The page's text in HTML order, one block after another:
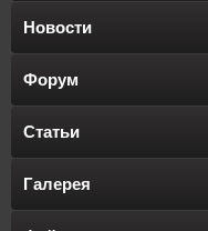
Новости
Форум
Статьи
Галерея